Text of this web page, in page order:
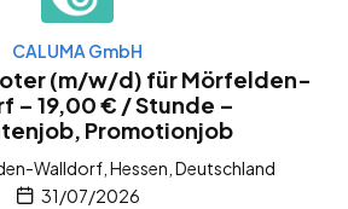
CALUMA GmbH
(m/w/d) für Mörfelden-
– 19,00 € / Stunde –
Promotionjob
Walldorf, Hessen, Deutschland
31/07/2026